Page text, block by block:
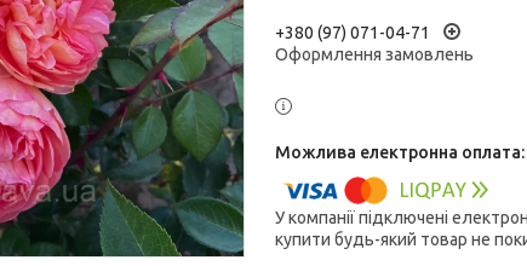
+380 (97) 071-04-71
Оформлення замовлень
У компанії підключені
купити будь-який товар не